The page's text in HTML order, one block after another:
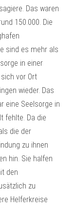
Das waren
150.000. Die
sind es mehr als
in einer
vor Ort
wieder. Das
eine Seelsorge in
fehlte. Da die
die der
zu ihnen
hin. Sie halfen
den
zu
Helferkreise